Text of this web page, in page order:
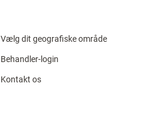
Vælg dit geografiske område
Behandler-login
Kontakt os